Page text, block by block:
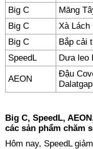
Big C Măng
Big C
Xà Lách
Big C
Bắp cải
SpeedL
Dưa leo
AEON
Đậu
Dalatgap
Big C, SpeedL,
các sản phẩm chăm
Hôm nay, SpeedL